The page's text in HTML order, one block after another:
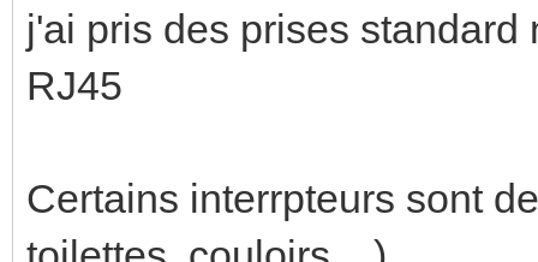
j'ai pris des prises
RJ45
Certains interrpteurs sont